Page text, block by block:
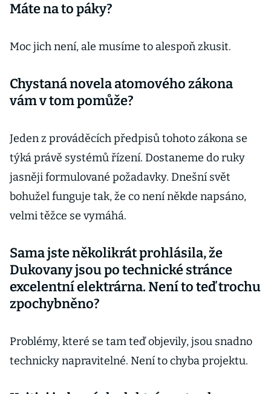
Máte na to páky?
Moc jich není, ale musíme to alespoň zkusit.
Chystaná novela atomového zákona
vám v tom pomůže?
Jeden z prováděcích předpisů tohoto zákona se
týká právě systémů řízení. Dostaneme do ruky
jasněji formulované požadavky. Dnešní svět
bohužel funguje tak, že co není někde napsáno,
velmi těžce se vymáhá.
Sama jste několikrát prohlásila, že
Dukovany jsou po technické stránce
excelentní elektrárna. Není to teď trochu
zpochybněno?
Problémy, které se tam teď objevily, jsou snadno
technicky napravitelné. Není to chyba projektu.